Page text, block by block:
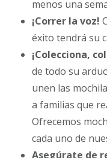
menos una
¡Correr la voz!
éxito tendrá su
¡Colecciona,
de todo su
unen las
a familias que
Ofrecemos
cada uno de
Asegúrate de